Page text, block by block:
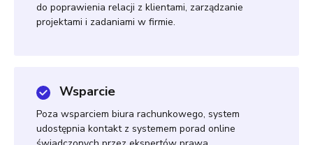
do poprawienia relacji z klientami, zarządzanie
projektami i zadaniami w firmie.
Wsparcie
Poza wsparciem biura rachunkowego, system
udostępnia kontakt z systemem porad online